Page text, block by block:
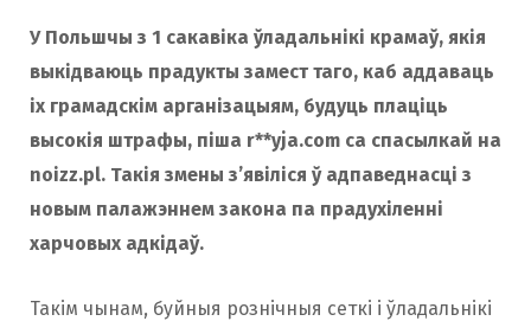
У Польшчы з 1 сакавіка ўладальнікі крамаў, якія
выкідваюць прадукты замест таго, каб аддаваць
іх грамадскім арганізацыям, будуць плаціць
высокія штрафы, піша r**yja.com са спасылкай на
noizz.pl. Такія змены з’явіліся ў адпаведнасці з
новым палажэннем закона па прадухіленні
харчовых адкідаў.
Такім чынам, буйныя рознічныя сеткі і ўладальнікі